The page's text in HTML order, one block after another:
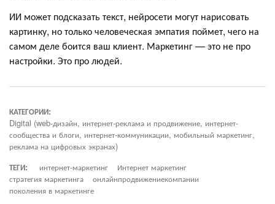
ИИ может подсказать текст, нейросети могут нарисовать
картинку, но только человеческая эмпатия поймет, чего на
самом деле боится ваш клиент. Маркетинг — это не про
настройки. Это про людей.
КАТЕГОРИИ:
Digital (web-дизайн, интернет-реклама и продвижение, интернет-
сообщества и блоги, интернет-коммуникации, мобильный маркетинг,
реклама на цифровых экранах)
ТЕГИ:
интернет-маркетинг
Интернет маркетинг
стратегия маркетинга
онлайнпродвижениекомпании
поколения в маркетинге